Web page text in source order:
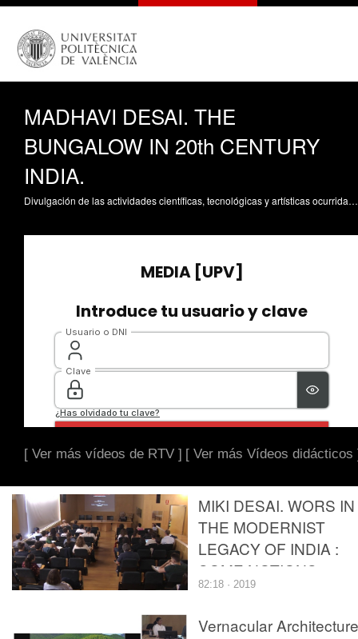
MADHAVI DESAI. THE
BUNGALOW IN 20th CENTURY
INDIA.
Divulgación de las actividades científicas, tecnológicas y artísticas ocurridas en los tres campus de la UPV
[ Ver más vídeos de RTV ] [ Ver más Vídeos didácticos
MIKI DESAI. WORS IN
THE MODERNIST
LEGACY OF INDIA :
SOME NOTIONS.
82:18 · 2019
Vernacular Architecture